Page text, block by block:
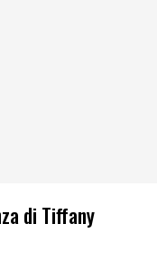
di Tiffany